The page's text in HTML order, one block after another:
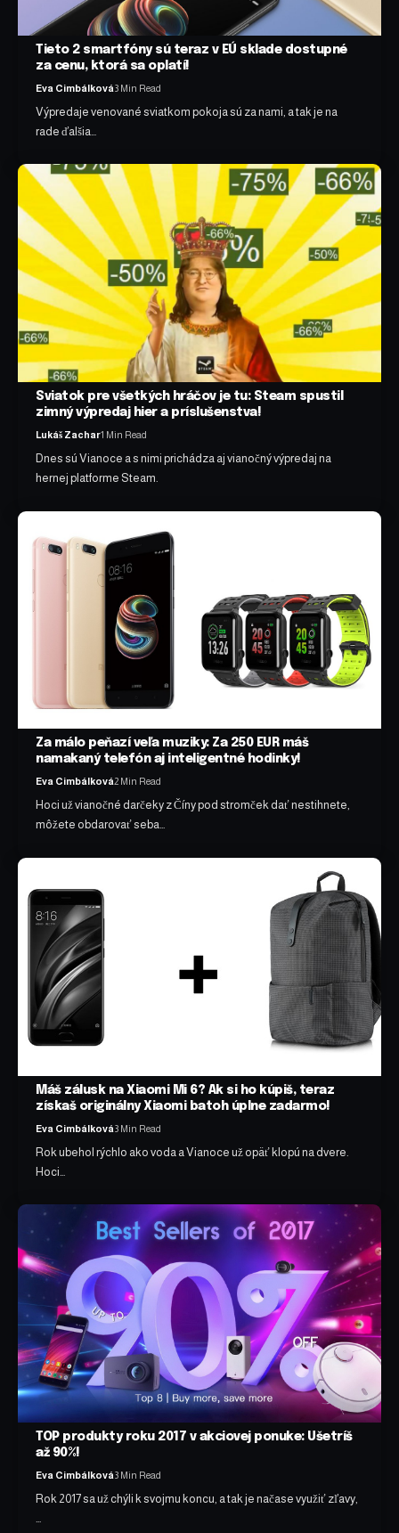
Tieto 2 smartfóny sú teraz v EÚ sklade dostupné
za cenu, ktorá sa oplatí!
Eva Cimbálková3 Min Read
Výpredaje venované sviatkom pokoja sú za nami, a tak je na
rade ďalšia…
Sviatok pre všetkých hráčov je tu: Steam spustil
zimný výpredaj hier a príslušenstva!
Lukáš Zachar1 Min Read
Dnes sú Vianoce a s nimi prichádza aj vianočný výpredaj na
hernej platforme Steam.
Za málo peňazí veľa muziky: Za 250 EUR máš
namakaný telefón aj inteligentné hodinky!
Eva Cimbálková2 Min Read
Hoci už vianočné darčeky z Číny pod stromček dať nestihnete,
môžete obdarovať seba…
Máš zálusk na Xiaomi Mi 6? Ak si ho kúpiš, teraz
získaš originálny Xiaomi batoh úplne zadarmo!
Eva Cimbálková3 Min Read
Rok ubehol rýchlo ako voda a Vianoce už opäť klopú na dvere.
Hoci…
TOP produkty roku 2017 v akciovej ponuke: Ušetríš
až 90%!
Eva Cimbálková3 Min Read
Rok 2017 sa už chýli k svojmu koncu, a tak je načase využiť zľavy,